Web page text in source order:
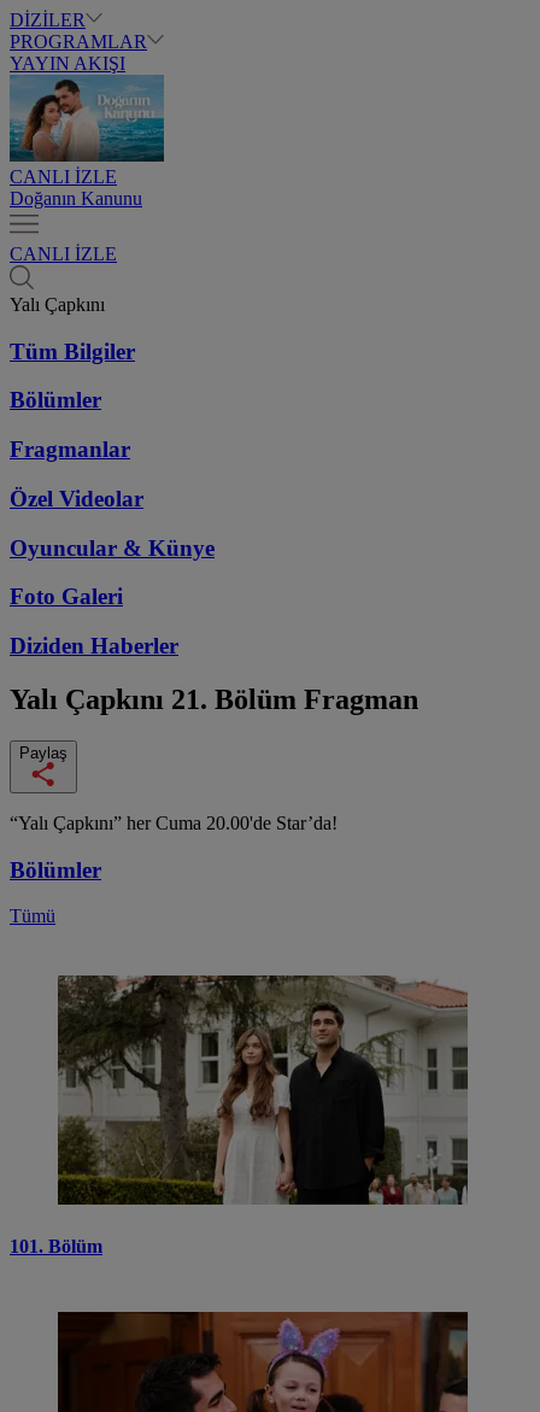
DİZİLER
PROGRAMLAR
YAYIN AKIŞI
CANLI İZLE
Doğanın Kanunu
CANLI İZLE
Yalı Çapkını
Tüm Bilgiler
Bölümler
Fragmanlar
Özel Videolar
Oyuncular & Künye
Foto Galeri
Diziden Haberler
Yalı Çapkını 21. Bölüm Fragman
Paylaş
“Yalı Çapkını” her Cuma 20.00'de Star’da!
Bölümler
Tümü
101. Bölüm